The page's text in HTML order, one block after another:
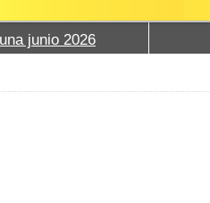
junio 2026